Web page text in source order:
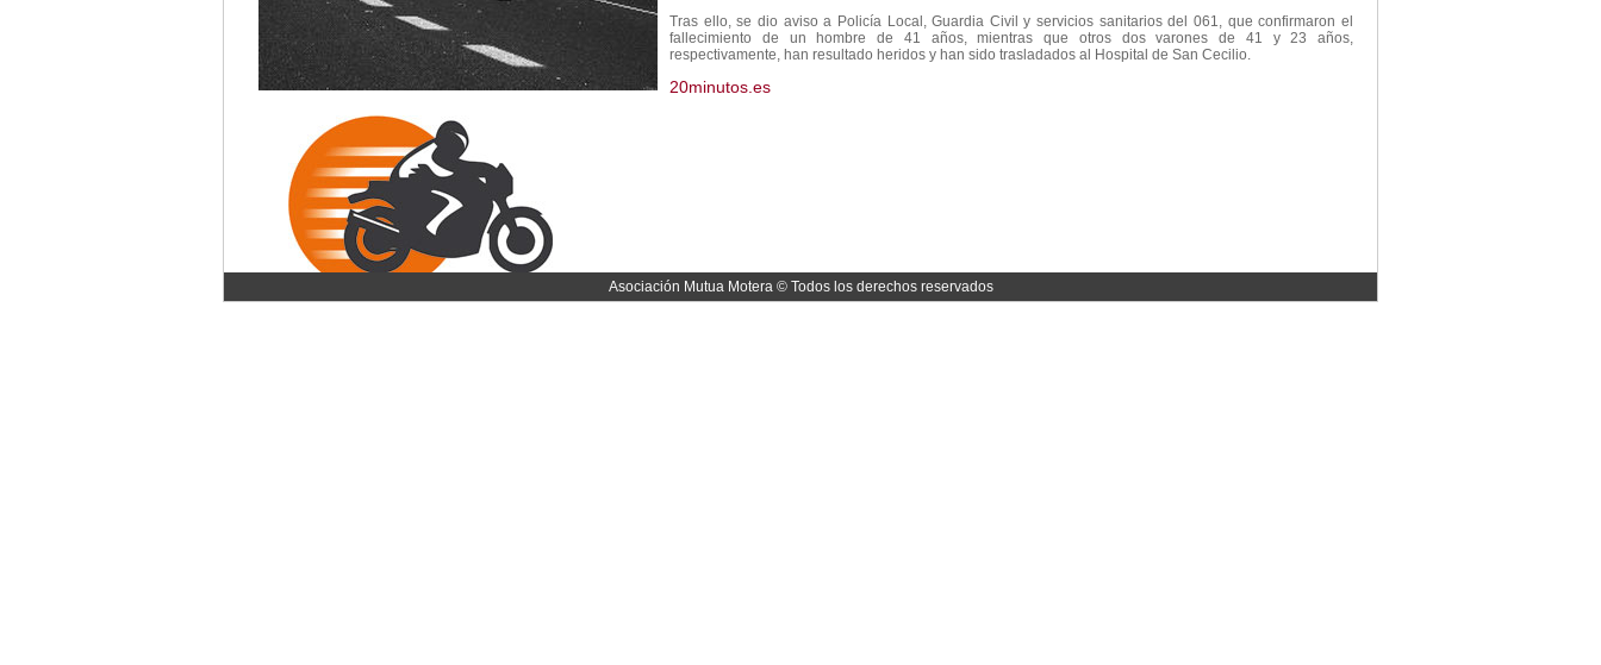
Tras ello, se dio aviso a Policía Local, Guardia Civil y servicios sanitarios del 061, que confirmaron el
fallecimiento de un hombre de 41 años, mientras que otros dos varones de 41 y 23 años,
respectivamente, han resultado heridos y han sido trasladados al Hospital de San Cecilio.
20minutos.es
Asociación Mutua Motera © Todos los derechos reservados